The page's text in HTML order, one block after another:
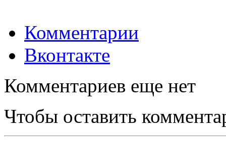
Комментарии
Вконтакте
Комментариев еще нет
Чтобы оставить